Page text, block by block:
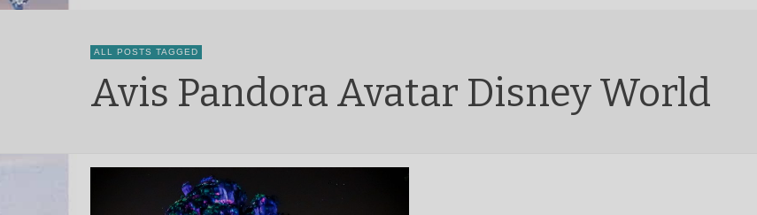
ALL POSTS TAGGED
Avis Pandora Avatar Disney World